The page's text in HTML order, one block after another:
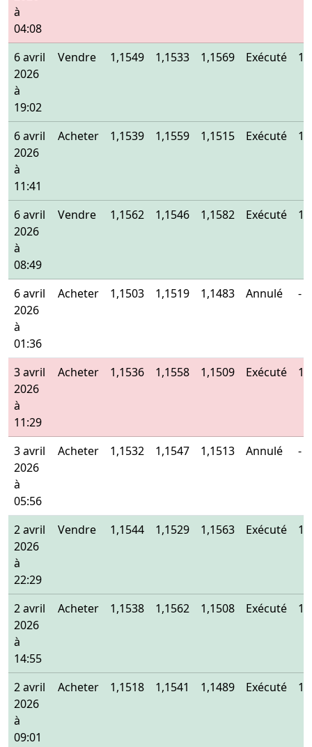
à
04:08
6 avril
2026
à
19:02
Vendre 1,1549 1,1533 1,1569 Exécuté
6 avril
2026
à
11:41
Acheter 1,1539 1,1559 1,1515 Exécuté
6 avril
2026
à
08:49
Vendre 1,1562 1,1546 1,1582 Exécuté
6 avril
2026
à
01:36
Acheter 1,1503 1,1519 1,1483 Annulé -
3 avril
2026
à
11:29
Acheter 1,1536 1,1558 1,1509 Exécuté
3 avril
2026
à
05:56
Acheter 1,1532 1,1547 1,1513 Annulé -
2 avril
2026
à
22:29
Vendre 1,1544 1,1529 1,1563 Exécuté
2 avril
2026
à
14:55
Acheter 1,1538 1,1562 1,1508 Exécuté
2 avril
2026
à
09:01
Acheter 1,1518 1,1541 1,1489 Exécuté